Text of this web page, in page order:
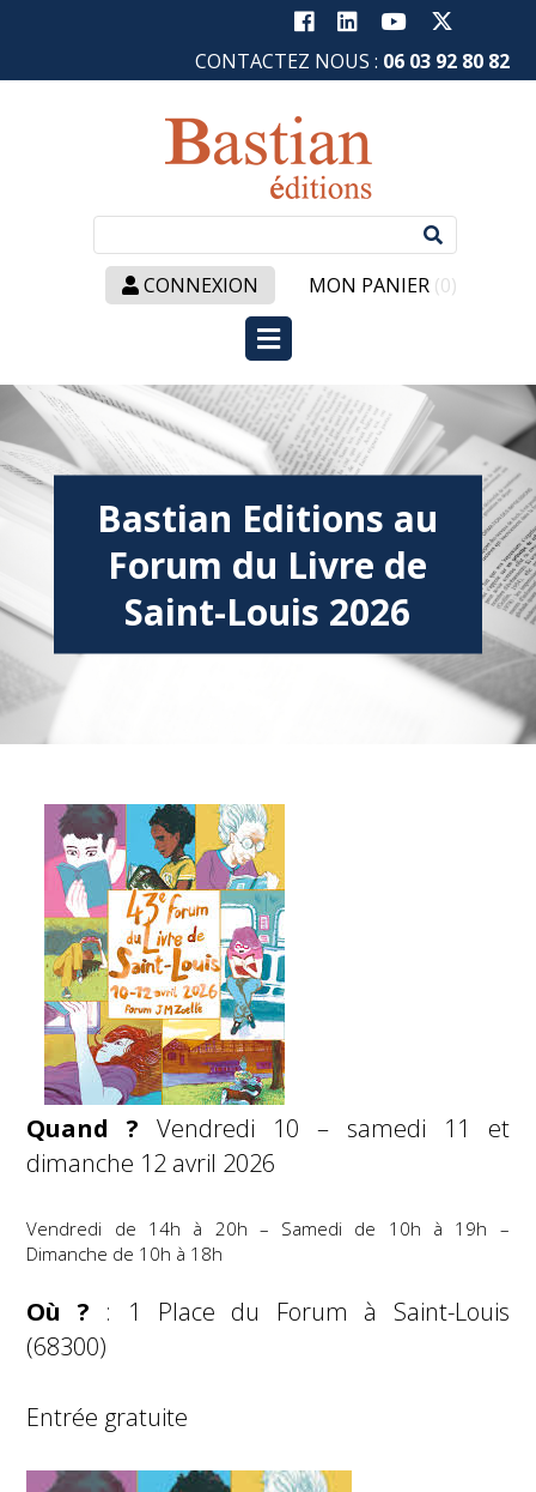
CONTACTEZ NOUS : 06 03 92 80 82
:
CONNEXION
MON PANIER (0)
Bastian Editions au
Forum du Livre de
Saint-Louis 2026
Quand ? Vendredi 10 – samedi 11 et
dimanche 12 avril 2026
Vendredi de 14h à 20h – Samedi de 10h à 19h –
Dimanche de 10h à 18h
Où ? : 1 Place du Forum à Saint-Louis
(68300)
Entrée gratuite